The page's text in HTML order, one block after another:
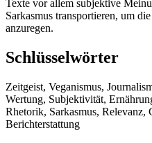
Texte vor allem subjektive
Sarkasmus transportieren, um
anzuregen.
Schlüsselwörter
Zeitgeist, Veganismus,
Wertung, Subjektivität,
Rhetorik, Sarkasmus, Relevanz,
Berichterstattung